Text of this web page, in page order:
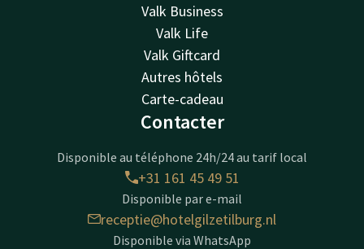
Valk Business
Valk Life
Valk Giftcard
Autres hôtels
Carte-cadeau
Contacter
Disponible au téléphone 24h/24 au tarif local
+31 161 45 49 51
Disponible par e-mail
receptie@hotelgilzetilburg.nl
Disponible via WhatsApp